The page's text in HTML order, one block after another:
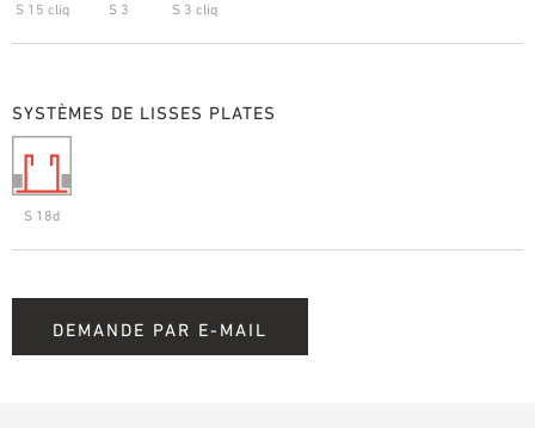
S 15 cliq S 3 S 3 cliq
SYSTÈMES DE LISSES PLATES
S 18d
DEMANDE PAR E-MAIL